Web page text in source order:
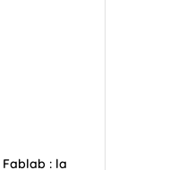
Fablab : la